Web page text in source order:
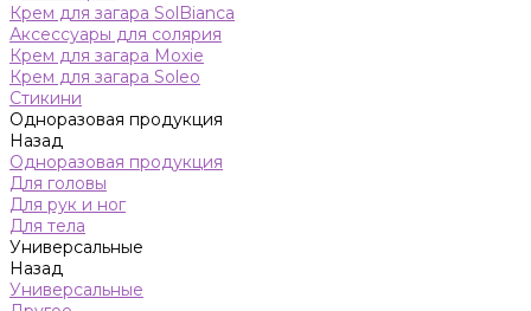
Крем для загара SolBianca
Аксессуары для солярия
Крем для загара Moxie
Крем для загара Soleo
Стикини
Одноразовая продукция
Назад
Одноразовая продукция
Для головы
Для рук и ног
Для тела
Универсальные
Назад
Универсальные